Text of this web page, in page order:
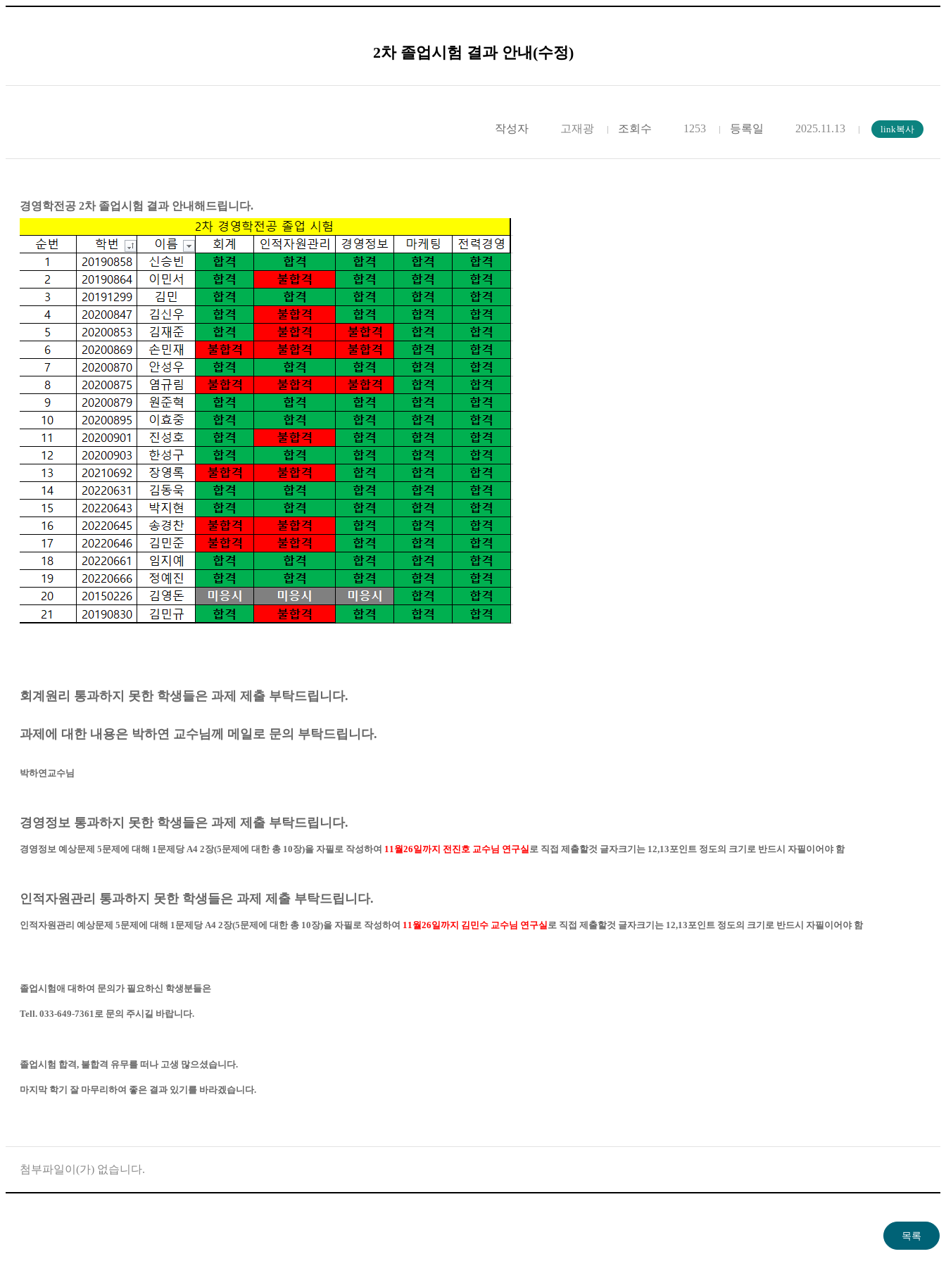
2차 졸업시험 결과 안내(수정)
작성자 고재광 조회수 1253 등록일 2025.11.13
경영학전공 2차 졸업시험 결과 안내해드립니다.
회계원리 통과하지 못한 학생들은 과제 제출 부탁드립니다.
과제에 대한 내용은 박하연 교수님께 메일로 문의 부탁드립니다.
박하연교수님
경영정보 통과하지 못한 학생들은 과제 제출 부탁드립니다.
경영정보 예상문제 5문제에 대해 1문제당 A4 2장(5문제에 대한 총 10장)을 자필로 작성하여 11월26일까지 전진호 교수님 연구실 로 직접 제출할것 글자크기는 12,13포인트 정도의 크기로 반드시 자필이어야 함
인적자원관리 통과하지 못한 학생들은 과제 제출 부탁드립니다.
인적자원관리 예상문제 5문제에 대해 1문제당 A4 2장(5문제에 대한 총 10장)을 자필로 작성하여 11월26일까지 김민수 교수님 연구실 로 직접 제출할것 글자크기는 12,13포인트 정도의 크기로 반드시 자필이어야 함
졸업시험애 대하여 문의가 필요하신 학생분들은
Tell. 033-649-7361로 문의 주시길 바랍니다.
졸업시험 합격, 불합격 유무를 떠나 고생 많으셨습니다.
마지막 학기 잘 마무리하여 좋은 결과 있기를 바라겠습니다.
첨부파일이(가) 없습니다.